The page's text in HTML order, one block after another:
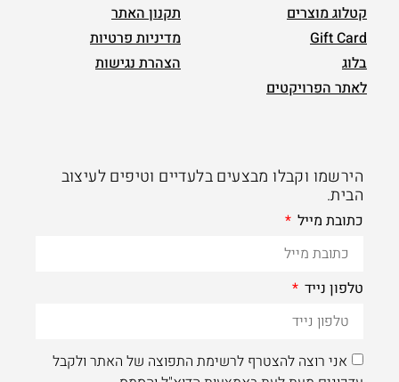
קטלוג מוצרים
Gift Card
בלוג
לאתר הפרויקטים
תקנון האתר
מדיניות פרטיות
הצהרת נגישות
הירשמו וקבלו מבצעים בלעדיים וטיפים לעיצוב
הבית.
כתובת מייל
טלפון נייד
אני רוצה להצטרף לרשימת התפוצה של האתר ולקבל